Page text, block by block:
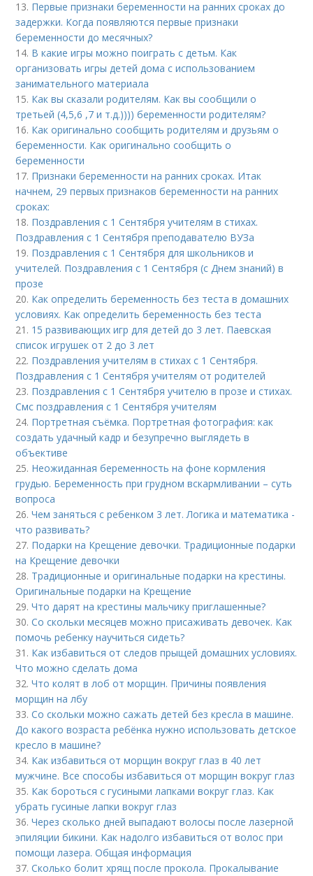
13. Первые признаки беременности на ранних сроках до
задержки. Когда появляются первые признаки
беременности до месячных?
14. В какие игры можно поиграть с детьм. Как
организовать игры детей дома с использованием
занимательного материала
15. Как вы сказали родителям. Как вы сообщили о
третьей (4,5,6 ,7 и т.д.)))) беременности родителям?
16. Как оригинально сообщить родителям и друзьям о
беременности. Как оригинально сообщить о
беременности
17. Признаки беременности на ранних сроках. Итак
начнем, 29 первых признаков беременности на ранних
сроках:
18. Поздравления с 1 Сентября учителям в стихах.
Поздравления с 1 Сентября преподавателю ВУЗа
19. Поздравления с 1 Сентября для школьников и
учителей. Поздравления с 1 Сентября (с Днем знаний) в
прозе
20. Как определить беременность без теста в домашних
условиях. Как определить беременность без теста
21. 15 развивающих игр для детей до 3 лет. Паевская
список игрушек от 2 до 3 лет
22. Поздравления учителям в стихах с 1 Сентября.
Поздравления с 1 Сентября учителям от родителей
23. Поздравления с 1 Сентября учителю в прозе и стихах.
Смс поздравления с 1 Сентября учителям
24. Портретная съёмка. Портретная фотография: как
создать удачный кадр и безупречно выглядеть в
объективе
25. Неожиданная беременность на фоне кормления
грудью. Беременность при грудном вскармливании – суть
вопроса
26.Чем заняться с ребенком 3 лет. Логика и математика -
что развивать?
27. Подарки на Крещение девочки. Традиционные подарки
на Крещение девочки
28. Традиционные и оригинальные подарки на крестины.
Оригинальные подарки на Крещение
29.Что дарят на крестины мальчику приглашенные?
30.Со скольки месяцев можно присаживать девочек. Как
помочь ребенку научиться сидеть?
31. Как избавиться от следов прыщей домашних условиях.
Что можно сделать дома
32.Что колят в лоб от морщин. Причины появления
морщин на лбу
33.Со скольки можно сажать детей без кресла в машине.
До какого возраста ребёнка нужно использовать детское
кресло в машине?
34. Как избавиться от морщин вокруг глаз в 40 лет
мужчине. Все способы избавиться от морщин вокруг глаз
35. Как бороться с гусиными лапками вокруг глаз. Как
убрать гусиные лапки вокруг глаз
36.Через сколько дней выпадают волосы после лазерной
эпиляции бикини. Как надолго избавиться от волос при
помощи лазера. Общая информация
37.Сколько болит хрящ после прокола. Прокалывание